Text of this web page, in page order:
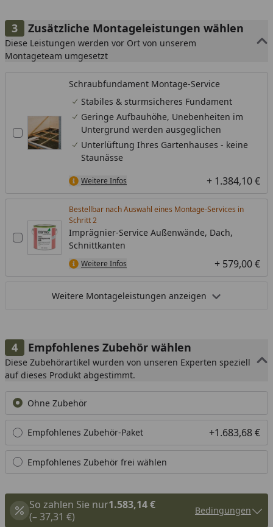
Zusätzliche Montageleistungen wählen
Diese Leistungen werden vor Ort von unserem
Montageteam umgesetzt
Schraubfundament Montage-Service
Stabiles & sturmsicheres Fundament
Geringe Aufbauhöhe, Unebenheiten im
Untergrund werden ausgeglichen
Unterlüftung Ihres Gartenhauses - keine
Staunässe
Weitere Infos + 1.384,10 €
Bestellbar nach Auswahl eines Montage-Services in
Schritt
Imprägnier-Service Außenwände, Dach,
Schnittkanten
Weitere Infos + 579,00 €
Weitere Montageleistungen anzeigen
Empfohlenes Zubehör wählen
Diese Zubehörartikel wurden von unseren Experten speziell
auf dieses Produkt abgestimmt.
Ohne Zubehör
Empfohlenes Zubehör-Paket +1.683,68 €
Empfohlenes Zubehör frei wählen
So zahlen Sie nur1.583,14 €
(– 37,31 €)
Bedingungen